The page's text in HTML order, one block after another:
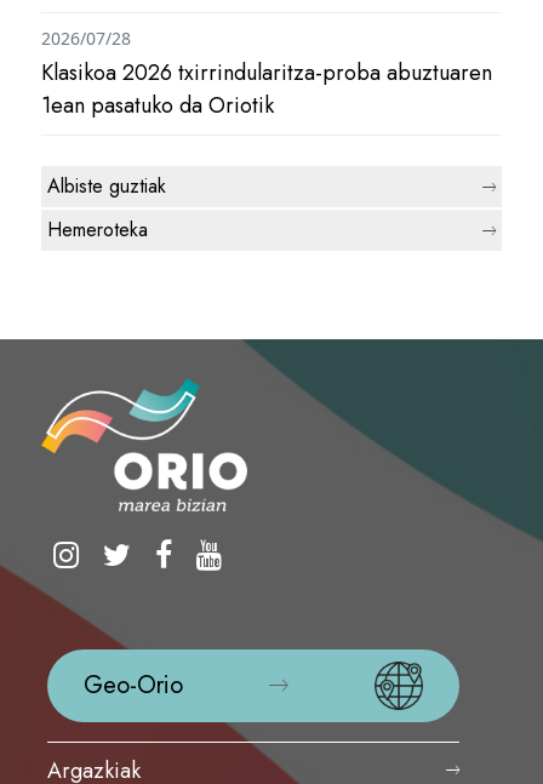
Klasikoa 2026 txirrindularitza-proba abuztuaren
1ean pasatuko da Oriotik
2026/07/28
Albiste guztiak
Hemeroteka
Geo-Orio
Argazkiak